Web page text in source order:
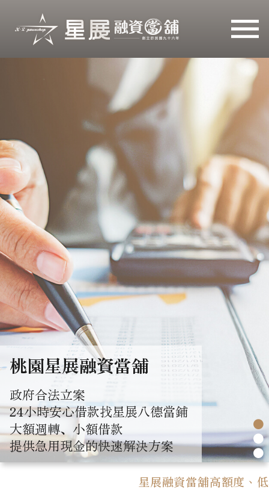
桃園星展融資當舖
政府合法立案
24小時安心借款找星展八德當鋪
大額週轉、小額借款
提供急用現金的快速解決方案
●
●
●
星展融資當舖高額度、低